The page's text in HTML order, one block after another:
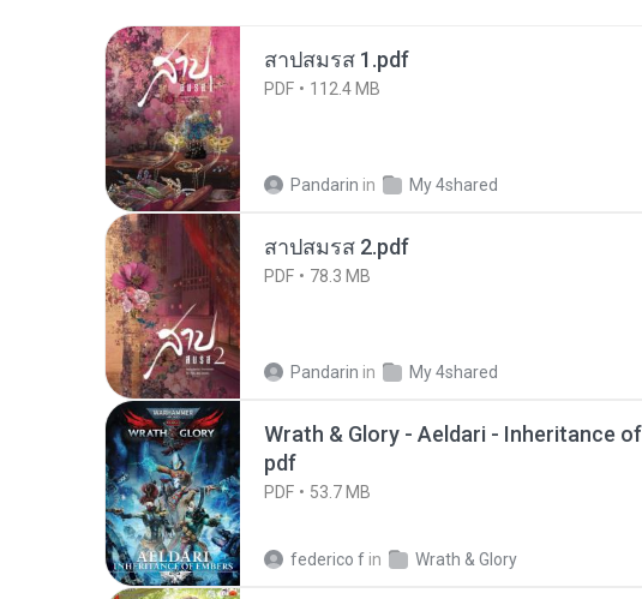
สาปสมรส 1.pdf
PDF 112.4 MB
Pandarin in My 4shared
สาปสมรส 2.pdf
PDF 78.3 MB
Pandarin in My 4shared
Wrath & Glory - Aeldari - Inheritance
pdf
PDF 53.7 MB
federico f in Wrath & Glory